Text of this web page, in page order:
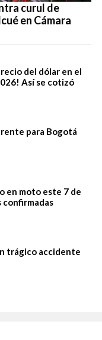
curul de
en Cámara
del dólar en el
Así se cotizó
para Bogotá
en moto este 7 de
confirmadas
trágico accidente